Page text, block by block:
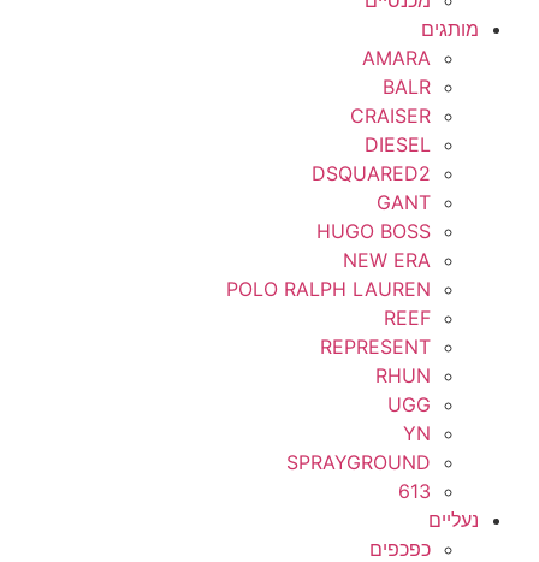
מותגים
AMARA
BALR
CRAISER
DIESEL
DSQUARED2
GANT
HUGO BOSS
NEW ERA
POLO RALPH LAUREN
REEF
REPRESENT
RHUN
UGG
YN
SPRAYGROUND
613
נעליים
כפכפים